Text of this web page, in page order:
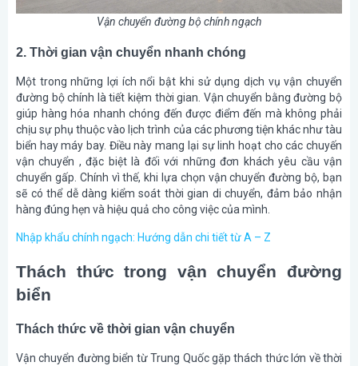
Vận chuyển đường bộ chính ngạch
2. Thời gian vận chuyển nhanh chóng
Một trong những lợi ích nổi bật khi sử dụng dịch vụ vận chuyển
đường bộ chính là tiết kiệm thời gian. Vận chuyển bằng đường bộ
giúp hàng hóa nhanh chóng đến được điểm đến mà không phải
chịu sự phụ thuộc vào lịch trình của các phương tiện khác như tàu
biển hay máy bay. Điều này mang lại sự linh hoạt cho các chuyến
vận chuyển , đặc biệt là đối với những đơn khách yêu cầu vận
chuyển gấp. Chính vì thế, khi lựa chọn vận chuyển đường bộ, bạn
sẽ có thể dễ dàng kiểm soát thời gian di chuyển, đảm bảo nhận
hàng đúng hẹn và hiệu quả cho công việc của mình.
Nhập khẩu chính ngạch: Hướng dẫn chi tiết từ A – Z
Thách thức trong vận chuyển đường
biển
Thách thức về thời gian vận chuyển
Vận chuyển đường biển từ Trung Quốc gặp thách thức lớn về thời